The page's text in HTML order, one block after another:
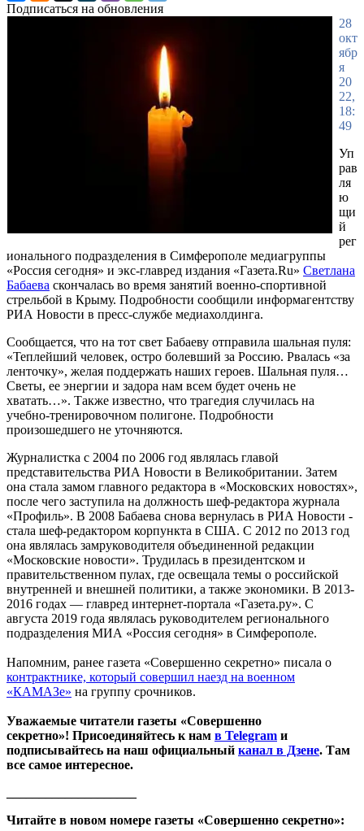
Подписаться на обновления
28
окт
ябр
я
20
22,
18:
49
Уп
рав
ля
ю
щи
й
рег
ионального подразделения в Симферополе медиагруппы
«Россия сегодня» и экс-главред издания «Газета.Ru» Светлана
Бабаева скончалась во время занятий военно-спортивной
стрельбой в Крыму. Подробности сообщили информагентству
РИА Новости в пресс-службе медиахолдинга.
Сообщается, что на тот свет Бабаеву отправила шальная пуля:
«Теплейший человек, остро болевший за Россию. Рвалась «за
ленточку», желая поддержать наших героев. Шальная пуля…
Светы, ее энергии и задора нам всем будет очень не
хватать…». Также известно, что трагедия случилась на
учебно-тренировочном полигоне. Подробности
произошедшего не уточняются.
Журналистка с 2004 по 2006 год являлась главой
представительства РИА Новости в Великобритании. Затем
она стала замом главного редактора в «Московских новостях»,
после чего заступила на должность шеф-редактора журнала
«Профиль». В 2008 Бабаева снова вернулась в РИА Новости -
стала шеф-редактором корпункта в США. С 2012 по 2013 год
она являлась замруководителя объединенной редакции
«Московские новости». Трудилась в президентском и
правительственном пулах, где освещала темы о российской
внутренней и внешней политики, а также экономики. В 2013-
2016 годах — главред интернет-портала «Газета.ру». С
августа 2019 года являлась руководителем регионального
подразделения МИА «Россия сегодня» в Симферополе.
Напомним, ранее газета «Совершенно секретно» писала о
контрактнике, который совершил наезд на военном
«КАМАЗе» на группу срочников.
Уважаемые читатели газеты «Совершенно
секретно»! Присоединяйтесь к нам в Telegram и
подписывайтесь на наш официальный канал в Дзене. Там
все самое интересное.
Читайте в новом номере газеты «Совершенно секретно»: